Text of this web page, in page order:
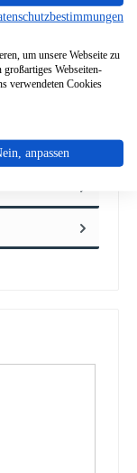
um unsere Webseite zu
großartiges Webseiten-
verwendeten Cookies
anpassen